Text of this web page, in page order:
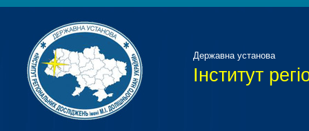
Державна установа
Інститут